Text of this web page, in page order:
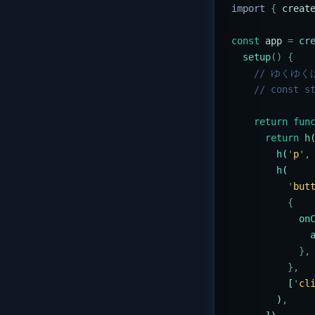
import {
const app =
  setup
()
{
// ゆくゆく
// const
    return
      return
h(
        h
( ' p' ,
        h
(
          '
          {
            },
          },
          [
'
        )
,